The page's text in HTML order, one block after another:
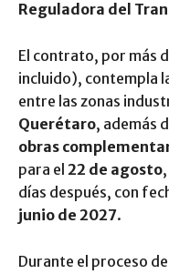
Reguladora del
El contrato, por más
incluido), contempla
entre las zonas
Querétaro, además
obras
para el 22 de agosto
días después, con
junio de 2027.
Durante el proceso